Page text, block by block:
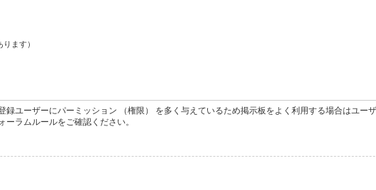
ます）
ユーザーにパーミッション （権限） を多く与えているため掲示板をよく利用する場合はユー
ラムルールをご確認ください。